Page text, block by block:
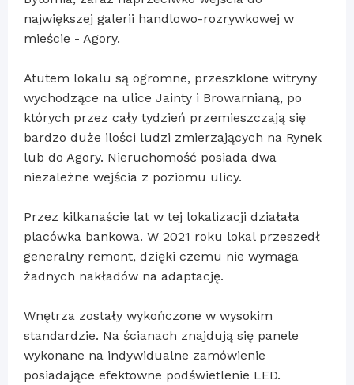
największej galerii handlowo-rozrywkowej w
mieście - Agory.
Atutem lokalu są ogromne, przeszklone witryny
wychodzące na ulice Jainty i Browarnianą, po
których przez cały tydzień przemieszczają się
bardzo duże ilości ludzi zmierzających na Rynek
lub do Agory. Nieruchomość posiada dwa
niezależne wejścia z poziomu ulicy.
Przez kilkanaście lat w tej lokalizacji działała
placówka bankowa. W 2021 roku lokal przeszedł
generalny remont, dzięki czemu nie wymaga
żadnych nakładów na adaptację.
Wnętrza zostały wykończone w wysokim
standardzie. Na ścianach znajdują się panele
wykonane na indywidualne zamówienie
posiadające efektowne podświetlenie LED.